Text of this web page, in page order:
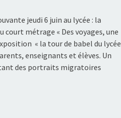
jeudi 6 juin au lycée : la
court métrage « Des voyages, une
« la tour de babel du lycée
enseignants et élèves. Un
des portraits migratoires